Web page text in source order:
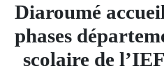
Diaroumé
phases
scolaire de